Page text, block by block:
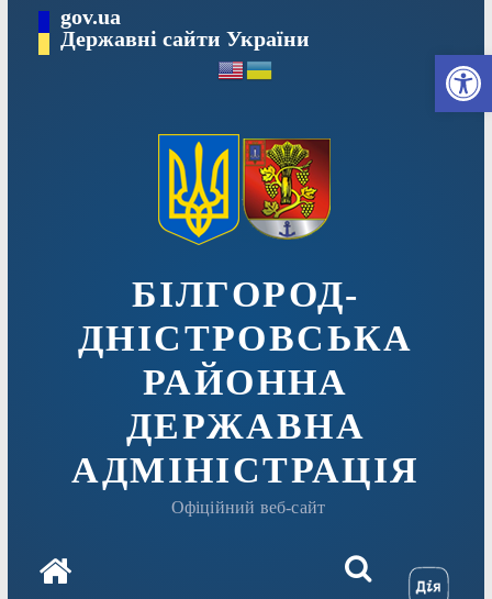
вмісту
gov.ua
Державні сайти України
БІЛГОРОД-
ДНІСТРОВСЬКА
РАЙОННА
ДЕРЖАВНА
АДМІНІСТРАЦІЯ
Офіційний веб-сайт